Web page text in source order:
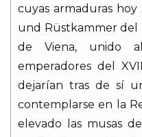
cuyas armaduras
und Rüstkammer del
de Viena, unido
emperadores del
dejarían tras de sí
contemplarse en la
elevado las musas